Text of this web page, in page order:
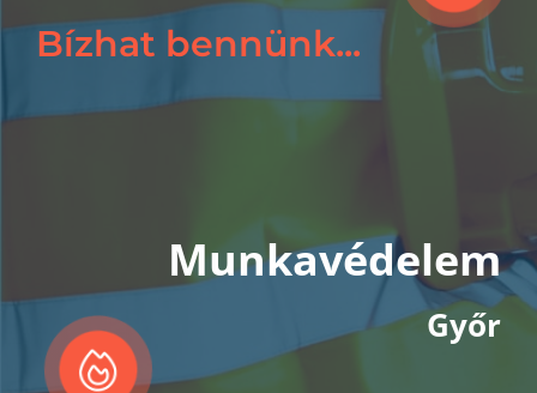
Bízhat bennünk...
Munkavédelem
Győr